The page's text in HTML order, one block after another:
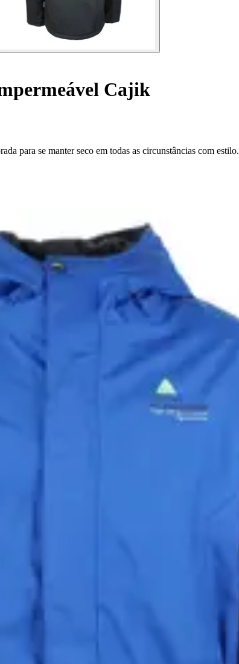
Cajik
para se manter seco em todas as circunstâncias com estilo.